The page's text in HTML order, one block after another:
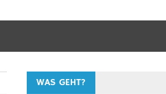
WAS GEHT?